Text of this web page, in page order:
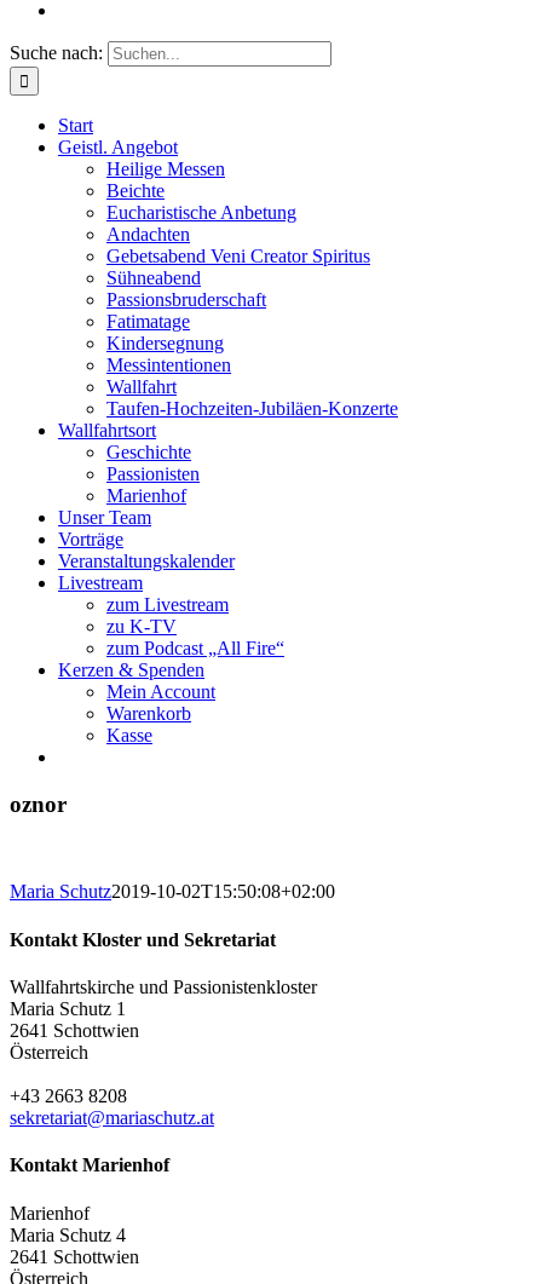
Suche nach:
Start
Geistl. Angebot
Heilige Messen
Beichte
Eucharistische Anbetung
Andachten
Gebetsabend Veni Creator Spiritus
Sühneabend
Passionsbruderschaft
Fatimatage
Kindersegnung
Messintentionen
Wallfahrt
Taufen-Hochzeiten-Jubiläen-Konzerte
Wallfahrtsort
Geschichte
Passionisten
Marienhof
Unser Team
Vorträge
Veranstaltungskalender
Livestream
zum Livestream
zu K-TV
zum Podcast „All Fire“
Kerzen & Spenden
Mein Account
Warenkorb
Kasse
oznor
Maria Schutz2019-10-02T15:50:08+02:00
Kontakt Kloster und Sekretariat
Wallfahrtskirche und Passionistenkloster
Maria Schutz 1
2641 Schottwien
Österreich
+43 2663 8208
sekretariat@mariaschutz.at
Kontakt Marienhof
Marienhof
Maria Schutz 4
2641 Schottwien
Österreich